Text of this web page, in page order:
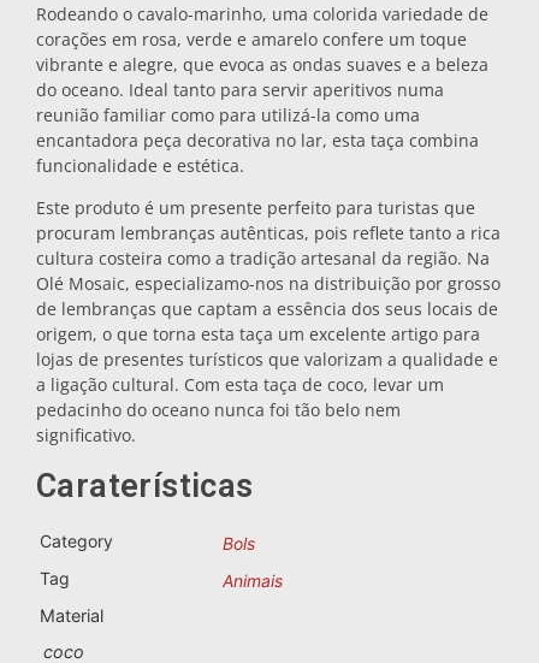
Copos
Copos de shot
Lembranças por cidade
Lembranças de Espanha
Lembranças de Portugal
Rodeando o cavalo-marinho, uma colorida variedade de
corações em rosa, verde e amarelo confere um toque
vibrante e alegre, que evoca as ondas suaves e a beleza
do oceano. Ideal tanto para servir aperitivos numa
reunião familiar como para utilizá-la como uma
encantadora peça decorativa no lar, esta taça combina
funcionalidade e estética.
Este produto é um presente perfeito para turistas que
procuram lembranças autênticas, pois reflete tanto a rica
cultura costeira como a tradição artesanal da região. Na
Olé Mosaic, especializamo-nos na distribuição por grosso
de lembranças que captam a essência dos seus locais de
origem, o que torna esta taça um excelente artigo para
lojas de presentes turísticos que valorizam a qualidade e
a ligação cultural. Com esta taça de coco, levar um
pedacinho do oceano nunca foi tão belo nem
significativo.
Caraterísticas
Category
Bols
Tag
Animais
Material
coco